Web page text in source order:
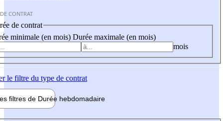
CONTRAT
de contrat
minimale (en mois) Durée maximale (en mois)
mois
le filtre du type de contrat
filtres de Durée hebdomadaire